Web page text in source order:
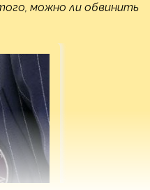
можно ли обвинить